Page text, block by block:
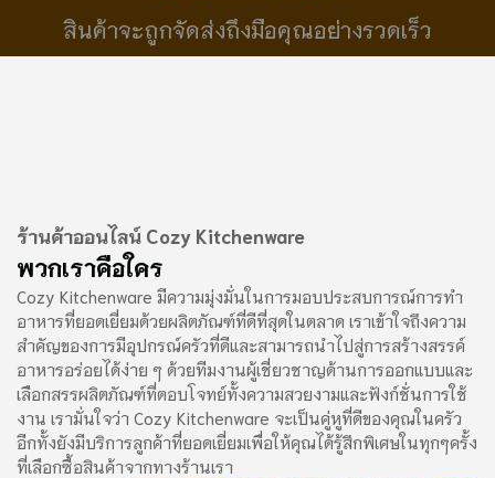
สินค้าจะถูกจัดส่งถึงมือคุณอย่างรวดเร็ว
ร้านค้าออนไลน์ Cozy Kitchenware
พวกเราคือใคร
Cozy Kitchenware มีความมุ่งมั่นในการมอบประสบการณ์การทำ
อาหารที่ยอดเยี่ยมด้วยผลิตภัณฑ์ที่ดีที่สุดในตลาด เราเข้าใจถึงความ
สำคัญของการมีอุปกรณ์ครัวที่ดีและสามารถนำไปสู่การสร้างสรรค์
อาหารอร่อยได้ง่าย ๆ ด้วยทีมงานผู้เชี่ยวชาญด้านการออกแบบและ
เลือกสรรผลิตภัณฑ์ที่ตอบโจทย์ทั้งความสวยงามและฟังก์ชั่นการใช้
งาน เรามั่นใจว่า Cozy Kitchenware จะเป็นคู่หูที่ดีของคุณในครัว
อีกทั้งยังมีบริการลูกค้าที่ยอดเยี่ยมเพื่อให้คุณได้รู้สึกพิเศษในทุกๆครั้ง
ที่เลือกซื้อสินค้าจากทางร้านเรา